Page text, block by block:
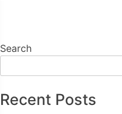
Search
Recent Posts